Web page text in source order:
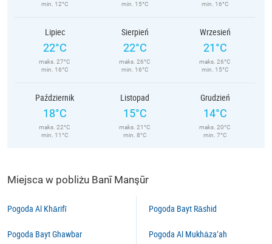
min. 12°C
min. 15°C
min. 16°C
Lipiec
22°C
maks. 27°C
min. 16°C
Sierpień
22°C
maks. 26°C
min. 16°C
Wrzesień
21°C
maks. 26°C
min. 15°C
Październik
18°C
maks. 22°C
min. 11°C
Listopad
15°C
maks. 21°C
min. 8°C
Grudzień
14°C
maks. 20°C
min. 7°C
Miejsca w pobliżu Banī Manşūr
Pogoda Al Khārifī
Pogoda Bayt Ghawbar
Pogoda Bayt Rāshid
Pogoda Al Mukhāza‘ah